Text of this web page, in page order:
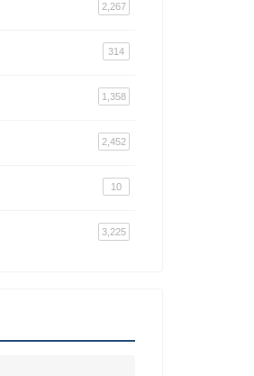
2,267
314
1,358
2,452
10
3,225